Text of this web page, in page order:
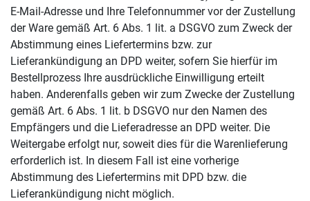
E-Mail-Adresse und Ihre Telefonnummer vor der Zustellung
der Ware gemäß Art. 6 Abs. 1 lit. a DSGVO zum Zweck der
Abstimmung eines Liefertermins bzw. zur
Lieferankündigung an DPD weiter, sofern Sie hierfür im
Bestellprozess Ihre ausdrückliche Einwilligung erteilt
haben. Anderenfalls geben wir zum Zwecke der Zustellung
gemäß Art. 6 Abs. 1 lit. b DSGVO nur den Namen des
Empfängers und die Lieferadresse an DPD weiter. Die
Weitergabe erfolgt nur, soweit dies für die Warenlieferung
erforderlich ist. In diesem Fall ist eine vorherige
Abstimmung des Liefertermins mit DPD bzw. die
Lieferankündigung nicht möglich.